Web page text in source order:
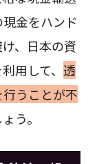
金をハンド
、日本の資
用して、 透
うことが不
う。